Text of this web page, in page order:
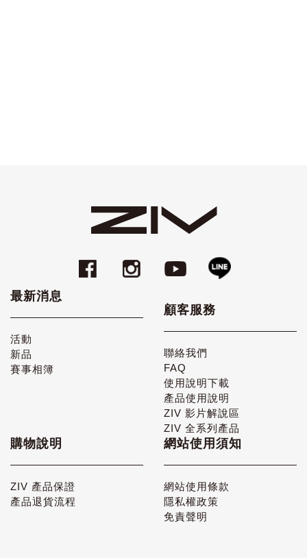
最新消息
活動
新品
賽事相簿
顧客服務
聯絡我們
FAQ
使用說明下載
產品使用說明
ZIV 影片解說區
ZIV 全系列產品
購物說明
ZIV 產品保證
產品退貨流程
網站使用須知
網站使用條款
隱私權政策
免責聲明